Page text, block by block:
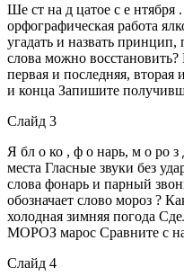
Ше ст на д цатое с е нтября
орфографическая работа
угадать и назвать принцип,
слова можно восстановить?
первая и последняя, вторая
и конца Запишите
Слайд 3
Я бл о ко , ф о нарь, м о ро з
места Гласные звуки без
слова фонарь и парный
обозначает слово мороз ?
холодная зимняя погода
МОРОЗ марос Сравните с
Слайд 4